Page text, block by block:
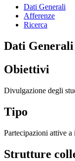
Dati Generali
Afferenze
Ricerca
Dati Generali
Obiettivi
Divulgazione degli
Tipo
Partecipazioni attive
Strutture